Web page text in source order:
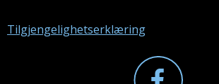
Tilgjengelighetserklæring